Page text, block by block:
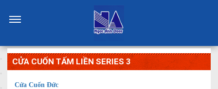
CỬA CUỐN TẤM LIỀN SERIES 3
Cửa Cuốn Đức